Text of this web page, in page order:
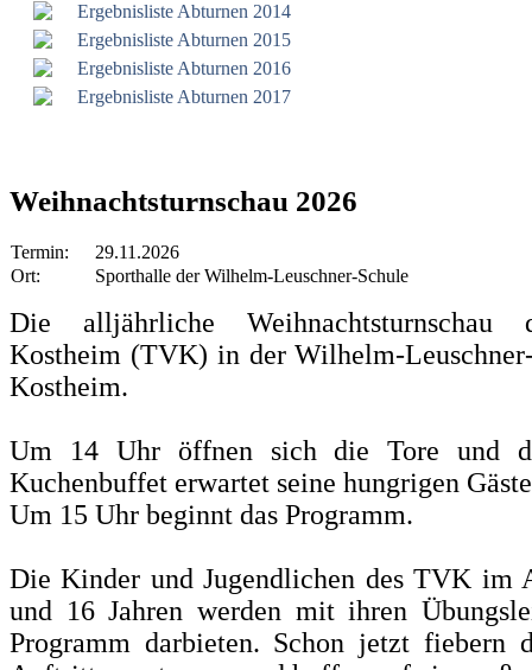
Ergebnisliste Abturnen 2014
Ergebnisliste Abturnen 2015
Ergebnisliste Abturnen 2016
Ergebnisliste Abturnen 2017
Weihnachtsturnschau 2026
Termin:
29.11.2026
Ort:
Sporthalle der Wilhelm-Leuschner-Schule
Die alljährliche Weihnachtsturnschau
Kostheim (TVK) in der Wilhelm-
Kostheim.
Um 14 Uhr öffnen sich die Tore und
Kuchenbuffet erwartet seine hungrigen
Um 15 Uhr beginnt das Programm.
Die Kinder und Jugendlichen des TVK im
und 16 Jahren werden mit ihren
Programm darbieten. Schon jetzt fiebern